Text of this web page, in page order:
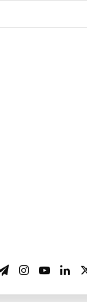
لينكدإن‫YouTube